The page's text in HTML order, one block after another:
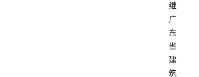
继
广
东
省
建
筑